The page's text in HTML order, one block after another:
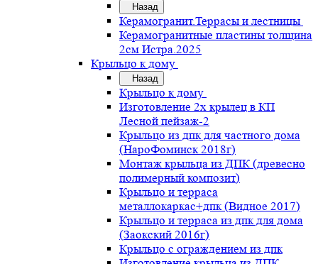
Назад
Керамогранит.Террасы и лестницы
Керамогранитные пластины толщина
2см Истра.2025
Крыльцо к дому
Назад
Крыльцо к дому
Изготовление 2х крылец в КП
Лесной пейзаж-2
Крыльцо из дпк для частного дома
(НароФоминск 2018г)
Монтаж крыльца из ДПК (древесно
полимерный композит)
Крыльцо и терраса
металлокаркас+дпк (Видное 2017)
Крыльцо и терраса из дпк для дома
(Заокский 2016г)
Крыльцо с ограждением из дпк